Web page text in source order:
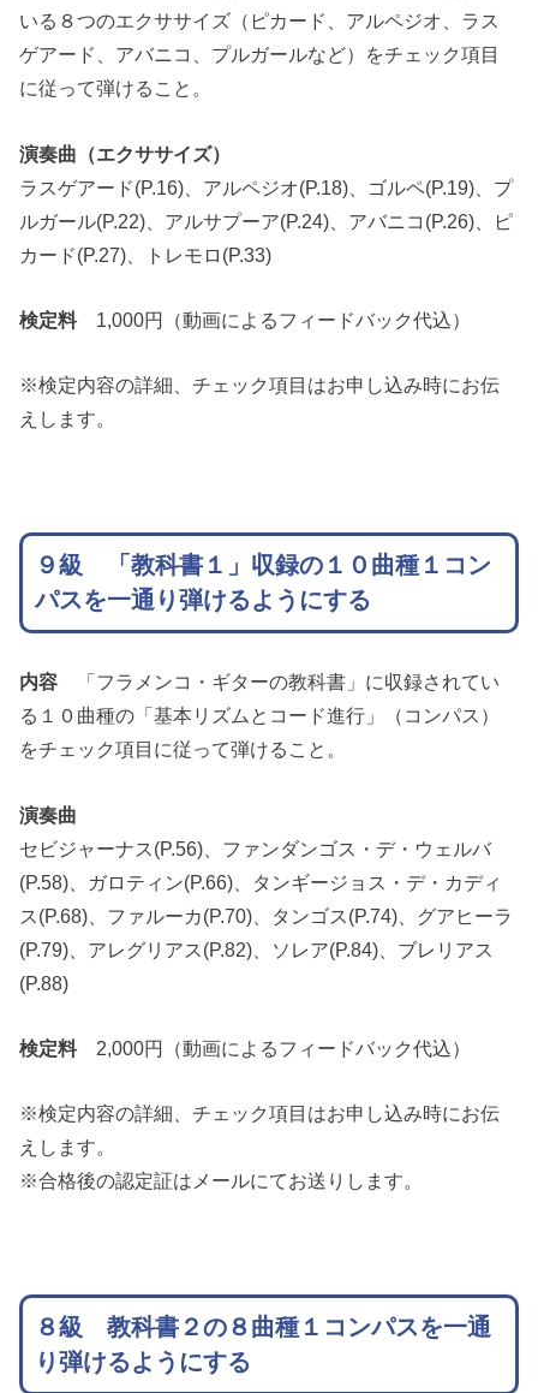
いる８つのエクササイズ（ピカード、アルペジオ、ラス
ゲアード、アバニコ、プルガールなど）をチェック項目
に従って弾けること。
演奏曲（エクササイズ）
ラスゲアード(P.16)、アルペジオ(P.18)、ゴルペ(P.19)、プ
ルガール(P.22)、アルサプーア(P.24)、アバニコ(P.26)、ピ
カード(P.27)、トレモロ(P.33)
検定料1,000円（動画によるフィードバック代込）
※検定内容の詳細、チェック項目はお申し込み時にお伝
えします。
９級 「教科書１」収録の１０曲種１コン
パスを一通り弾けるようにする
内容
「フラメンコ・ギターの教科書」に収録されてい
る１０曲種の「基本リズムとコード進行」（コンパス）
をチェック項目に従って弾けること。
演奏曲
セビジャーナス(P.56)、ファンダンゴス・デ・ウェルバ
(P.58)、ガロティン(P.66)、タンギージョス・デ・カディ
ス(P.68)、ファルーカ(P.70)、タンゴス(P.74)、グアヒーラ
(P.79)、アレグリアス(P.82)、ソレア(P.84)、ブレリアス
(P.88)
検定料2,000円（動画によるフィードバック代込）
※検定内容の詳細、チェック項目はお申し込み時にお伝
えします。
※合格後の認定証はメールにてお送りします。
８級教科書２の８曲種１コンパスを一通
り弾けるようにする